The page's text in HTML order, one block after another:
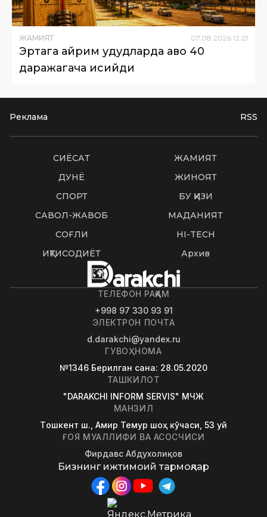
ЖАМИЯТ 07 08 2026 12:21
Эртага айрим ҳудудларда ҳаво 40
даражагача исийди
Реклама RSS
СИËСАТ
ЖАМИЯТ
ДУНË
ЖИНОЯТ
СПОРТ
БУ ҚИЗИҚ
САВОЛ-ЖАВОБ
МАДАНИЯТ
СОҒЛИҚ
HI-TECH
ИҚТИСОДИЁТ
Архив
ТЕЛЕФОН РАҚАМ
+998 97 330 93 91
ЭЛЕКТРОН ПОЧТА
d.darakchi@yandex.ru
ГУВОҲНОМА
№1346 Берилган сана: 28.05.2020
ТАШКИЛОТ
"DARAKCHI INFORM SERVIS" МЧЖ
МАНЗИЛ
Tошкент ш., Амир Темур шоҳ кўчаси, 53 уй
ҒОЯ МУАЛЛИФИ ВА АСОСЧИСИ
Фирдавс Абдухолиқов
Бизнинг ижтимоий тармоқлар